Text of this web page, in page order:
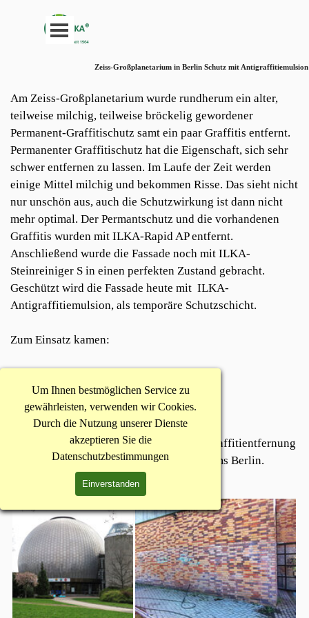
Um Ihnen bestmöglichen Service zu
gewährleisten, verwenden wir Cookies.
Durch die Nutzung unserer Dienste
akzeptieren Sie die
Datenschutzbestimmungen
Einverstanden
Menü überspringen
Zeiss-Großplanetarium in Berlin Schutz mit Antigraffitiemulsion
Am Zeiss-Großplanetarium wurde rundherum ein alter,
teilweise milchig, teilweise bröckelig gewordener
Permanent-Graffitischutz samt ein paar Graffitis entfernt.
Permanenter Graffitischutz hat die Eigenschaft, sich sehr
schwer entfernen zu lassen. Im Laufe der Zeit werden
einige Mittel milchig und bekommen Risse. Das sieht nicht
nur unschön aus, auch die Schutzwirkung ist dann nicht
mehr optimal. Der Permantschutz und die vorhandenen
Graffitis wurden mit ILKA-Rapid AP entfernt.
Anschließend wurde die Fassade noch mit ILKA-
Steinreiniger S in einen perfekten Zustand gebracht.
Geschützt wird die Fassade heute mit ILKA-
Antigraffitiemulsion, als temporäre Schutzschicht.
Zum Einsatz kamen:
ILKA-Steinreiniger S
ILKA-Antigraffitiemulsion
Bitte lesen Sie unseren Bericht über die
Graffitientfernung
und den Schutz desZeiss-Großplanetariums Berlin.